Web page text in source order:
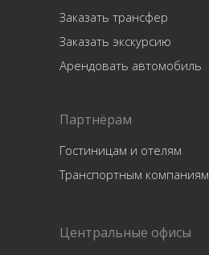
Центральные офисы
Заказать трансфер
Заказать экскурсию
Арендовать автомобиль
Партнёрам
Гостиницам и отелям
Транспортным компаниям